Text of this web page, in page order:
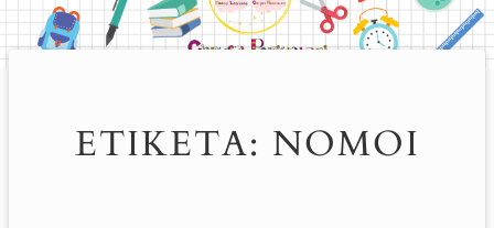
ΕΤΙΚΈΤΑ: ΝΟΜΟΊ